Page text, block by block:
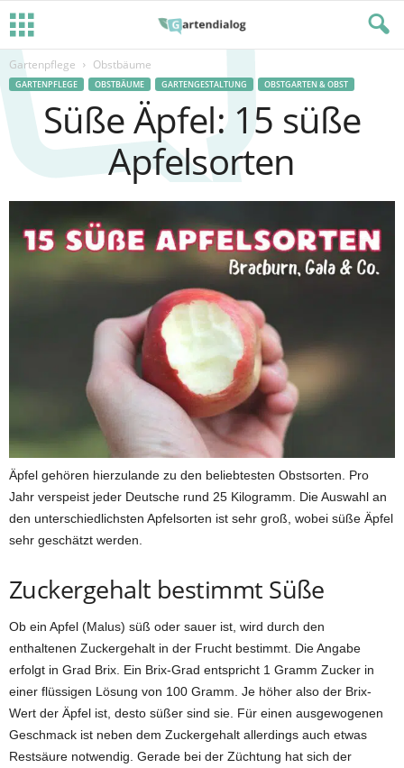
Gartenpflege Obstbäume
GARTENPFLEGE OBSTBÄUME GARTENGESTALTUNG OBSTGARTEN & OBST
Süße Äpfel: 15 süße
Apfelsorten
Äpfel gehören hierzulande zu den beliebtesten Obstsorten. Pro
Jahr verspeist jeder Deutsche rund 25 Kilogramm. Die Auswahl an
den unterschiedlichsten Apfelsorten ist sehr groß, wobei süße Äpfel
sehr geschätzt werden.
Zuckergehalt bestimmt Süße
Ob ein Apfel (Malus) süß oder sauer ist, wird durch den
enthaltenen Zuckergehalt in der Frucht bestimmt. Die Angabe
erfolgt in Grad Brix. Ein Brix-Grad entspricht 1 Gramm Zucker in
einer flüssigen Lösung von 100 Gramm. Je höher also der Brix-
Wert der Äpfel ist, desto süßer sind sie. Für einen ausgewogenen
Geschmack ist neben dem Zuckergehalt allerdings auch etwas
Restsäure notwendig. Gerade bei der Züchtung hat sich der